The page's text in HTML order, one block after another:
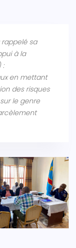
rappelé sa
à la
:
en mettant
des risques
le genre